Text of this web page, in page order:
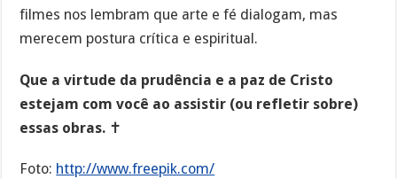
filmes nos lembram que arte e fé dialogam, mas
merecem postura crítica e espiritual.
Que a virtude da prudência e a paz de Cristo
estejam com você ao assistir (ou refletir sobre)
essas obras. ✝️
Foto: http://www.freepik.com/